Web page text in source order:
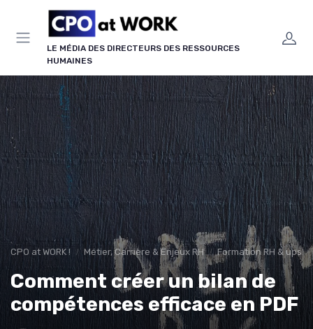
LE MÉDIA DES DIRECTEURS DES RESSOURCES
HUMAINES
CPO at WORK ! Métier, Carrière & Enjeux RH Formation RH &
Comment créer un bilan de
compétences efficace en PDF
Panneau de gestion des cookies